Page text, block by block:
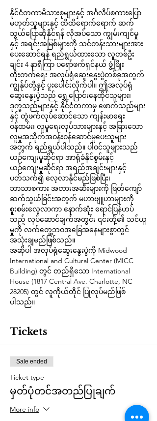
နိုင်ငံတကာမိသားစုများနှင့် အင်္ဂလိပ်စကားပြော
မဟုတ်သူများနှင့် ထိထိရောက်ရောက် ဆက်
သွယ်ပြောဆိုနိုင်ရန် လိုအပ်သော ကျွမ်းကျင်မှု
နှင့် အရင်းအမြစ်များကို သင်တန်းသားများအား
ပေးဆောင်ရန် ရည်ရွယ်ထားသော လူတစ်ဦး
ချင်း 4 နာရီကြာ ပရော်ဖက်ရှင်နယ် ဖွံ့ဖြိုး
တိုးတက်ရေး အလုပ်ရုံဆွေးနွေးပွဲတစ်ခုအတွက်
ကျွန်ုပ်တို့နှင့် ပူးပေါင်းလိုက်ပါ။ ဤအလုပ်ရုံ
ဆွေးနွေးပွဲသည် ရွှေ့ပြောင်းနေထိုင်သူများ၊
ဒုက္ခသည်များနှင့် နိုင်ငံတကာမှ ဖောက်သည်များ
နှင့် တွဲဖက်လုပ်ဆောင်သော ကျန်းမာရေး
ဝန်ထမ်း၊ လူမှုရေးလုပ်သားများနှင့် အခြားသော
လူမှုအသိုက်အဝန်းဝန်ဆောင်မှုပေးသူများ
အတွက် ရည်ရွယ်ပါသည်။ ပါဝင်သူများသည်
ယဉ်ကျေးမှုဆိုင်ရာ အာရုံခံနိုင်စွမ်းနှင့်
ယဉ်ကျေးမှုဆိုင်ရာ အရည်အချင်းများနှင့်
ပတ်သက်၍ လေ့လာနိုင်မည်ဖြစ်ပြီး၊
ဘာသာစကား အတားအဆီးများကို ဖြတ်ကျော်
ဆက်သွယ်ခြင်းအတွက် မဟာဗျူဟာများကို
စူးစမ်းလေ့လာကာ နောက်ဆုံး ရောင်ပြန်ဟပ်
သည့် လုပ်ဆောင်ချက်အတွင်း ၎င်းတို့၏ သင်ယူ
မှုကို လက်တွေ့ဘဝအခြေအနေများစွာတွင်
အသုံးချမည်ဖြစ်သည်။
အဆိုပါ အလုပ်ရုံဆွေးနွေးပွဲကို Midwood
International and Cultural Center (MICC
Building) တွင် တည်ရှိသော International
House (1817 Central Ave. Charlotte, NC
28205) တွင် လူကိုယ်တိုင် ပြုလုပ်မည်ဖြစ်
ပါသည်။
Tickets
Sale ended
Ticket type
မှတ်ပုံတင်အတည်ပြုချက်
More info